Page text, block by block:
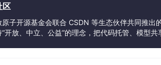
证重复率的准确性，发现潜在的抄袭行为
区
子开源基金会联合 CSDN 等生态伙伴共同推出
开放、中立、公益”的理念，把代码托管、模型共